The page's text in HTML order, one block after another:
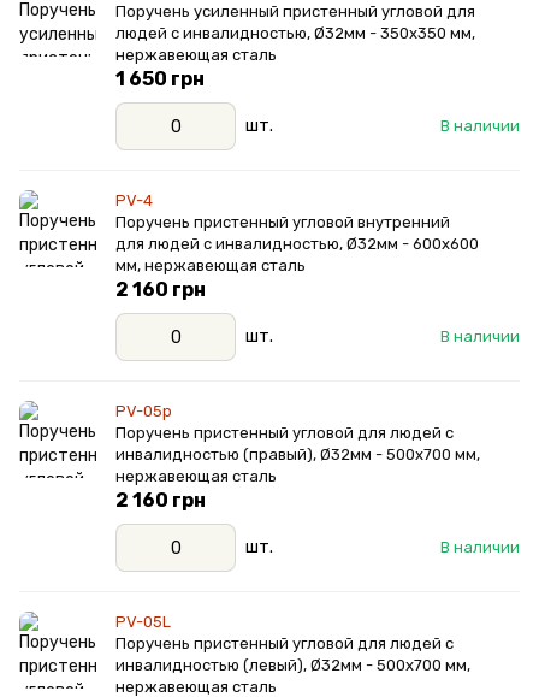
Поручень усиленный пристенный угловой для
людей с инвалидностью, Ø32мм - 350х350 мм,
нержавеющая сталь
В наличии
1 650 грн
шт.
PV-4
Поручень пристенный угловой внутренний
для людей с инвалидностью, Ø32мм - 600х600
мм, нержавеющая сталь
В наличии
2 160 грн
шт.
PV-05р
Поручень пристенный угловой для людей с
инвалидностью (правый), Ø32мм - 500х700 мм,
нержавеющая сталь
В наличии
2 160 грн
шт.
PV-05L
Поручень пристенный угловой для людей с
инвалидностью (левый), Ø32мм - 500х700 мм,
нержавеющая сталь